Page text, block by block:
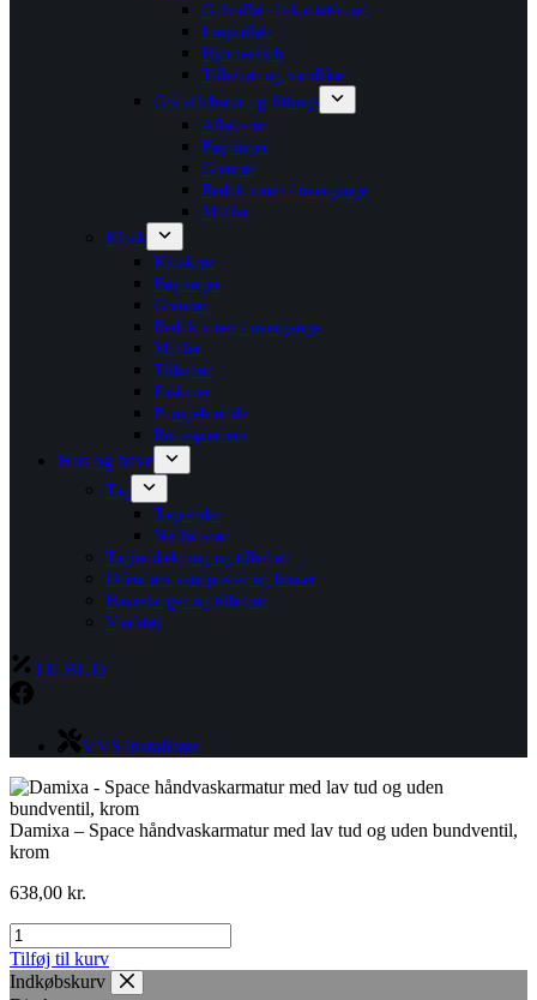
Gulvafløb firkantet/rund
Linjeafløb
Hjørneafløb
Tilbehør og vandlåse
Grå afløbsrør og fittings
Afløbsrør
Bøjninger
Grenrør
Reduktioner / overgange
Muffer
Kloak
Kloakrør
Bøjninger
Grenrør
Reduktioner / overgange
Muffer
Tilbehør
Faskiner
Pumpebrønde
Rottespærrere
Hus og have
Tag
Tagrender
Nedløbsrør
Taginddækning og tilbehør
Udendørs vandposter og bruser
Haveslanger og tilbehør
Værktøj
TILBUD
VVS installatør
Damixa – Space håndvaskarmatur med lav tud og uden bundventil,
krom
638,00 kr.
Damixa
-
Space
Tilføj til kurv
Indkøbskurv